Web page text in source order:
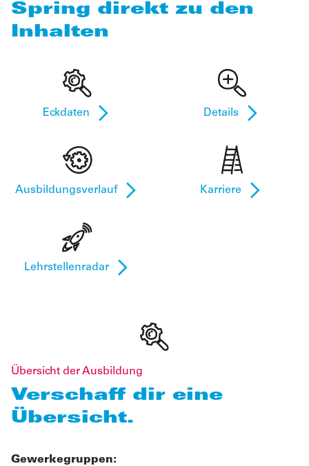
Spring direkt zu den
Inhalten
Eckdaten Details
Ausbildungsverlauf Karriere
Lehrstellenradar
Übersicht der Ausbildung
Verschaff dir eine
Übersicht.
Gewerkegruppen: